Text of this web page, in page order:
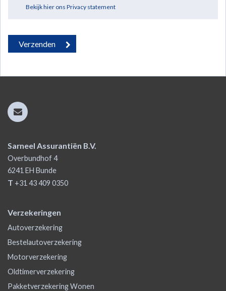
Bekijk hier ons Privacy statement
Sarneel Assurantiën B.V.
Overbundhof 4
6241 EH Bunde
T +31 43 409 0350
Verzekeringen
Autoverzekering
Bestelautoverzekering
Motorverzekering
Oldtimerverzekering
Pakketverzekering Wonen